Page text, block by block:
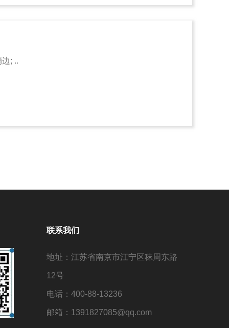
; ..
联系我们
地址：江苏省南京市江宁区秣周东路
12号
电话：400-88-13236
邮箱：1391827085@qq.com